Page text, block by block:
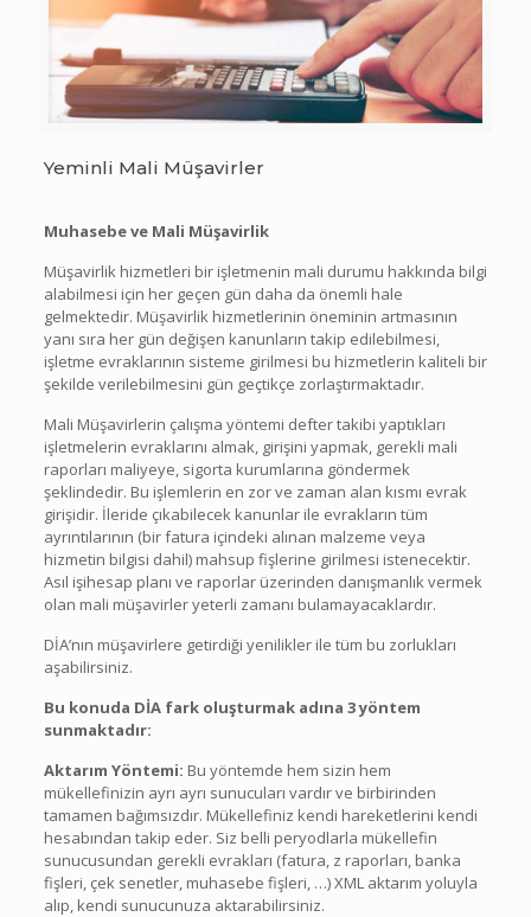
Yeminli Mali Müşavirler
Muhasebe ve Mali Müşavirlik
Müşavirlik hizmetleri bir işletmenin mali durumu hakkında bilgi
alabilmesi için her geçen gün daha da önemli hale
gelmektedir. Müşavirlik hizmetlerinin öneminin artmasının
yanı sıra her gün değişen kanunların takip edilebilmesi,
işletme evraklarının sisteme girilmesi bu hizmetlerin kaliteli bir
şekilde verilebilmesini gün geçtikçe zorlaştırmaktadır.
Mali Müşavirlerin çalışma yöntemi defter takibi yaptıkları
işletmelerin evraklarını almak, girişini yapmak, gerekli mali
raporları maliyeye, sigorta kurumlarına göndermek
şeklindedir. Bu işlemlerin en zor ve zaman alan kısmı evrak
girişidir. İleride çıkabilecek kanunlar ile evrakların tüm
ayrıntılarının (bir fatura içindeki alınan malzeme veya
hizmetin bilgisi dahil) mahsup fişlerine girilmesi istenecektir.
Asıl işihesap planı ve raporlar üzerinden danışmanlık vermek
olan mali müşavirler yeterli zamanı bulamayacaklardır.
DİA’nın müşavirlere getirdiği yenilikler ile tüm bu zorlukları
aşabilirsiniz.
Bu konuda DİA fark oluşturmak adına 3 yöntem
sunmaktadır:
Aktarım Yöntemi: Bu yöntemde hem sizin hem
mükellefinizin ayrı ayrı sunucuları vardır ve birbirinden
tamamen bağımsızdır. Mükellefiniz kendi hareketlerini kendi
hesabından takip eder. Siz belli peryodlarla mükellefin
sunucusundan gerekli evrakları (fatura, z raporları, banka
fişleri, çek senetler, muhasebe fişleri, …) XML aktarım yoluyla
alıp, kendi sunucunuza aktarabilirsiniz.